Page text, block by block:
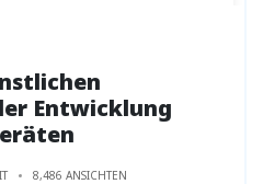
Entwicklung
8,486 ANSICHTEN